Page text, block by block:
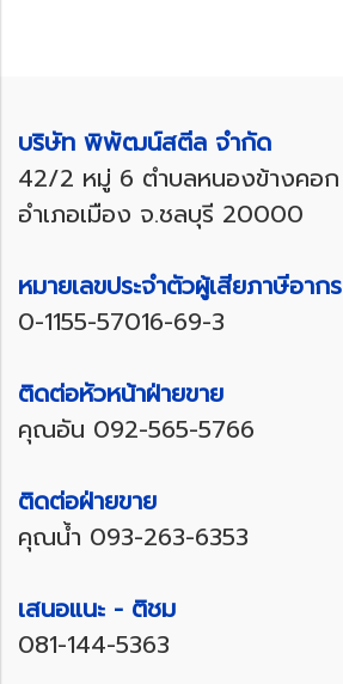
บริษัท พิพัฒน์สตีล จำกัด
42/2 หมู่ 6 ตำบลหนองข้างคอก
อำเภอเมือง จ.ชลบุรี 20000
หมายเลขประจำตัวผู้เสียภาษีอากร
0-1155-57016-69-3
ติดต่อหัวหน้าฝ่ายขาย
คุณอัน 092-565-5766
ติดต่อฝ่ายขาย
คุณน้ำ 093-263-6353
เสนอแนะ - ติชม
081-144-5363